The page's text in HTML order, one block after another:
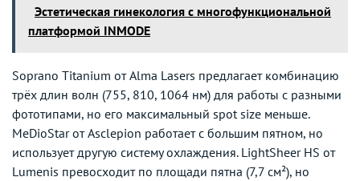
Эстетическая гинекология с многофункциональной
платформой INMODE
Soprano Titanium от Alma Lasers предлагает комбинацию
трёх длин волн (755, 810, 1064 нм) для работы с разными
фототипами, но его максимальный spot size меньше.
MeDioStar от Asclepion работает с большим пятном, но
использует другую систему охлаждения. LightSheer HS от
Lumenis превосходит по площади пятна (7,7 см²), но